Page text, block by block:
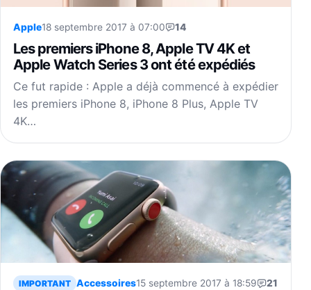
Apple18 septembre 2017 à 07:00 14
Les premiers iPhone 8, Apple TV 4K et
Apple Watch Series 3 ont été expédiés
Ce fut rapide : Apple a déjà commencé à expédier
les premiers iPhone 8, iPhone 8 Plus, Apple TV
4K…
IMPORTANT Accessoires15 septembre 2017 à 18:59 21